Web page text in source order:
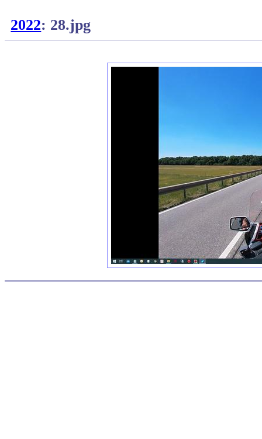
2022: 28.jpg